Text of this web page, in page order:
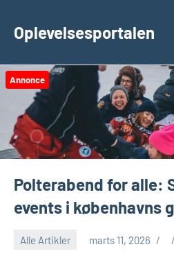
Oplevelsesportalen
Annonce
Polterabend for alle:
events i københavns
Alle Artikler marts 11, 2026